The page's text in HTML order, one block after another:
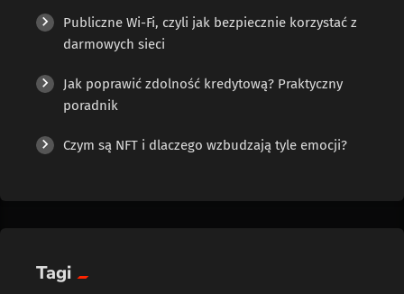
Publiczne Wi-Fi, czyli jak bezpiecznie korzystać z
darmowych sieci
Jak poprawić zdolność kredytową? Praktyczny
poradnik
Czym są NFT i dlaczego wzbudzają tyle emocji?
Tagi